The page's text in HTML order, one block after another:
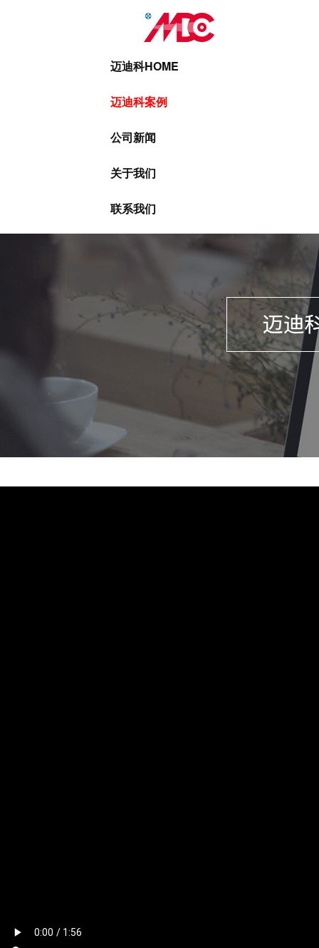
迈迪科HOME
迈迪科案例
公司新闻
关于我们
联系我们